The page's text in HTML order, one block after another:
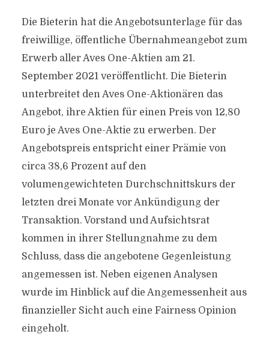
Die Bieterin hat die Angebotsunterlage für das
freiwillige, öffentliche Übernahmeangebot zum
Erwerb aller Aves One-Aktien am 21.
September 2021 veröffentlicht. Die Bieterin
unterbreitet den Aves One-Aktionären das
Angebot, ihre Aktien für einen Preis von 12,80
Euro je Aves One-Aktie zu erwerben. Der
Angebotspreis entspricht einer Prämie von
circa 38,6 Prozent auf den
volumengewichteten Durchschnittskurs der
letzten drei Monate vor Ankündigung der
Transaktion. Vorstand und Aufsichtsrat
kommen in ihrer Stellungnahme zu dem
Schluss, dass die angebotene Gegenleistung
angemessen ist. Neben eigenen Analysen
wurde im Hinblick auf die Angemessenheit aus
finanzieller Sicht auch eine Fairness Opinion
eingeholt.